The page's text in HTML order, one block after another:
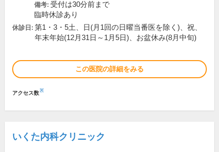
備考: 受付は30分前まで
臨時休診あり
休診日: 第1・3・5土、日(月1回の日曜当番医を除く)、祝、
年末年始(12月31日～1月5日)、お盆休み(8月中旬)
この医院の詳細をみる
アクセス数※
いくた内科クリニック